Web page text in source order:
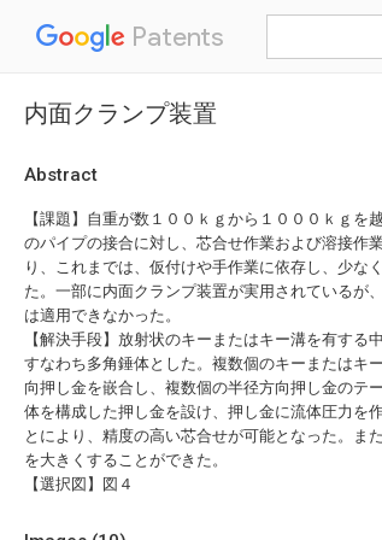
Patents
内面クランプ装置
Abstract
【課題】自重が数１００ｋｇから１０００ｋｇ
のパイプの接合に対し、芯合せ作業および溶接作
り、これまでは、仮付けや手作業に依存し、少な
た。一部に内面クランプ装置が実用されているが
は適用できなかった。
【解決手段】放射状のキーまたはキー溝を有す
すなわち多角錘体とした。複数個のキーまたはキ
向押し金を嵌合し、複数個の半径方向押し金のテ
体を構成した押し金を設け、押し金に流体圧力を
とにより、精度の高い芯合せが可能となった。ま
を大きくすることができた。
【選択図】図４